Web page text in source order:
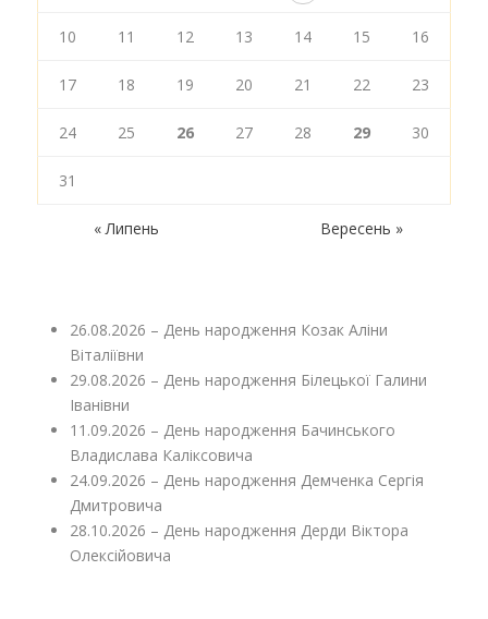
10 11 12 13 14 15 16
17 18 19 20 21 22 23
24 25 26 27 28 29 30
31
« Липень Вересень »
26.08.2026 – День народження Козак Аліни
Віталіївни
29.08.2026 – День народження Білецької Галини
Іванівни
11.09.2026 – День народження Бачинського
Владислава Каліксовича
24.09.2026 – День народження Демченка Сергія
Дмитровича
28.10.2026 – День народження Дерди Віктора
Олексійовича